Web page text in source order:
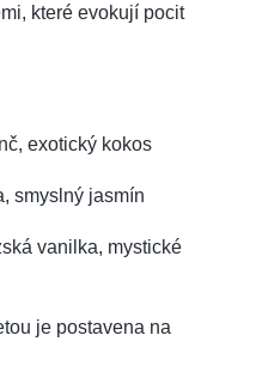
které evokují pocit
exotický kokos
smyslný jasmín
vanilka, mystické
je postavena na